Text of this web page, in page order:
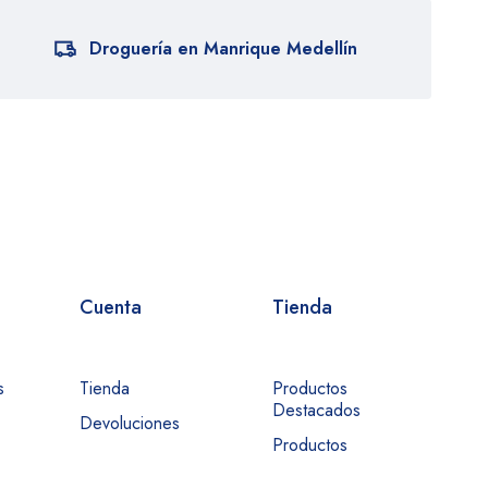
Droguería en Manrique Medellín
Cuenta
Tienda
Devoluciones
Tienda
Productos
Destacados
Productos